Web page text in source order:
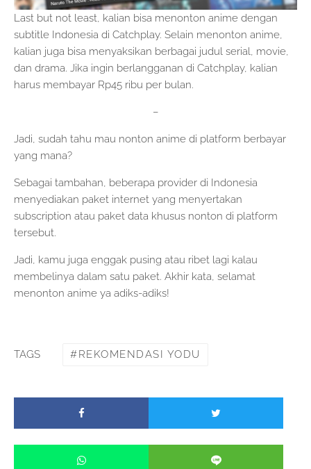
Last but not least, kalian bisa menonton anime dengan
subtitle Indonesia di Catchplay. Selain menonton anime,
kalian juga bisa menyaksikan berbagai judul serial, movie,
dan drama. Jika ingin berlangganan di Catchplay, kalian
harus membayar Rp45 ribu per bulan.
–
Jadi, sudah tahu mau nonton anime di platform berbayar
yang mana?
Sebagai tambahan, beberapa provider di Indonesia
menyediakan paket internet yang menyertakan
subscription atau paket data khusus nonton di platform
tersebut.
Jadi, kamu juga enggak pusing atau ribet lagi kalau
membelinya dalam satu paket. Akhir kata, selamat
menonton anime ya adiks-adiks!
TAGS REKOMENDASI YODU